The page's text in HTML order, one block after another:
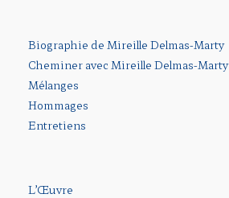
Biographie de Mireille Delmas-Marty
Cheminer avec Mireille Delmas-Marty
Mélanges
Hommages
Entretiens
L’Œuvre